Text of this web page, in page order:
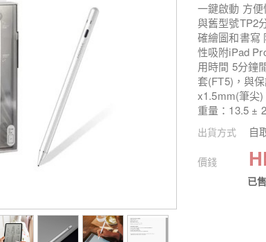
一鍵啟動 方
與舊型號TP2
確繪圖和書寫
性吸附iPad
用時間 5分鐘
套(FT5)，與
x1.5mm(筆尖)
重量：13.5 ±
出貨方式 自
價錢
已